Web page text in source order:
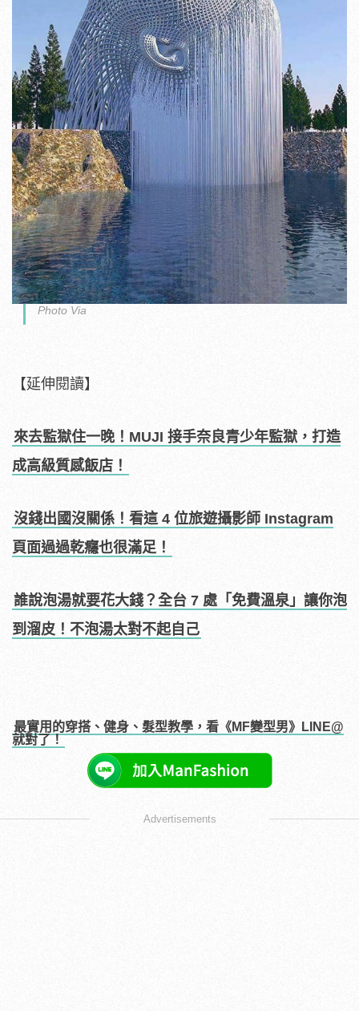
Photo Via
【延伸閱讀】
來去監獄住一晚！MUJI 接手奈良青少年監獄，打造
成高級質感飯店！
沒錢出國沒關係！看這 4 位旅遊攝影師 Instagram
頁面過過乾癮也很滿足！
誰說泡湯就要花大錢？全台 7 處「免費溫泉」讓你泡
到溜皮！不泡湯太對不起自己
最實用的穿搭、健身、髮型教學，看《MF變型男》LINE@
就對了！
Advertisements